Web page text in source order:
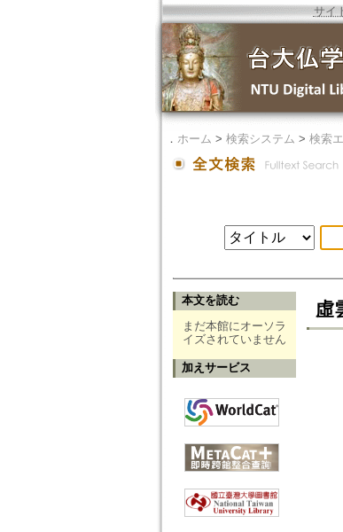
サイ
． ホーム > 検索システム > 検索
本文を読む
まだ本館にオーソラ
イズされていません
加えサービス
虛